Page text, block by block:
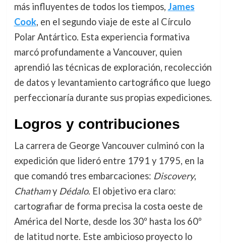
más influyentes de todos los tiempos, James
Cook, en el segundo viaje de este al Círculo
Polar Antártico. Esta experiencia formativa
marcó profundamente a Vancouver, quien
aprendió las técnicas de exploración, recolección
de datos y levantamiento cartográfico que luego
perfeccionaría durante sus propias expediciones.
Logros y contribuciones
La carrera de George Vancouver culminó con la
expedición que lideró entre 1791 y 1795, en la
que comandó tres embarcaciones: Discovery,
Chathamy Dédalo. El objetivo era claro:
cartografiar de forma precisa la costa oeste de
América del Norte, desde los 30º hasta los 60º
de latitud norte. Este ambicioso proyecto lo